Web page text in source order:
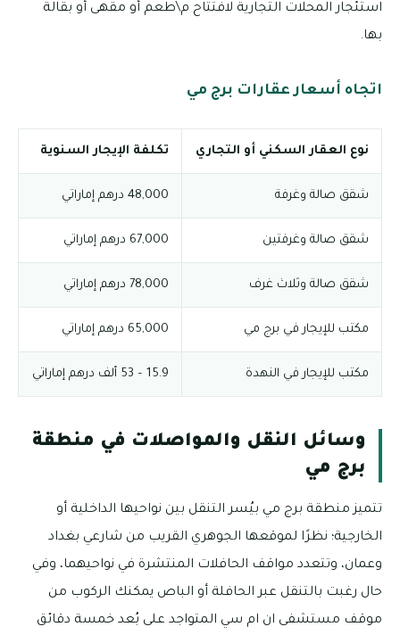
استئجار المحلات التجارية لافتتاح م\طعم أو مقهى أو بقالة
بها.
اتجاه أسعار عقارات برج مي
نوع العقار السكني أو التجاري تكلفة الإيجار السنوية
شقق صالة وغرفة 48,000 درهم إماراتي
شقق صالة وغرفتين 67,000 درهم إماراتي
شقق صالة وثلاث غرف 78,000 درهم إماراتي
مكتب للإيجار في برج مي 65,000 درهم إماراتي
مكتب للإيجار في النهدة 15.9 – 53 ألف درهم إماراتي
وسائل النقل والمواصلات في منطقة
برج مي
تتميز منطقة برج مي بيُسر التنقل بين نواحيها الداخلية أو
الخارجية؛ نظرًا لموقعها الجوهري القريب من شارعي بغداد
وعمان، وتتعدد مواقف الحافلات المنتشرة في نواحيهما، وفي
حال رغبت بالتنقل عبر الحافلة أو الباص يمكنك الركوب من
موقف مستشفى ان ام سي المتواجد على بُعد خمسة دقائق